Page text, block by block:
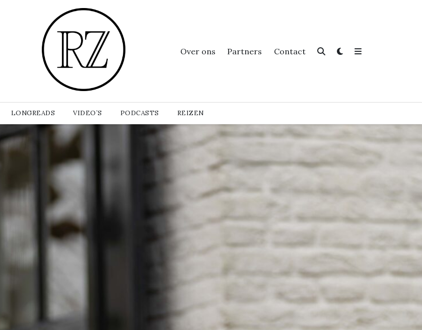
Over ons Partners Contact
LONGREADS VIDEO’S PODCASTS REIZEN